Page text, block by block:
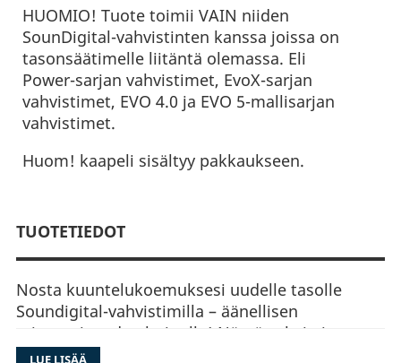
HUOMIO! Tuote toimii VAIN niiden
SounDigital-vahvistinten kanssa joissa on
tasonsäätimelle liitäntä olemassa. Eli
Power-sarjan vahvistimet, EvoX-sarjan
vahvistimet, EVO 4.0 ja EVO 5-mallisarjan
vahvistimet.
Huom! kaapeli sisältyy pakkaukseen.
TUOTETIEDOT
Nosta kuuntelukoemuksesi uudelle tasolle
Soundigital-vahvistimilla – äänellisen
erinomaisuuden huipulla! Nämä vahvistimet
ylpeilevät huipputeknologiallaan, tarjoten
LUE LISÄÄ